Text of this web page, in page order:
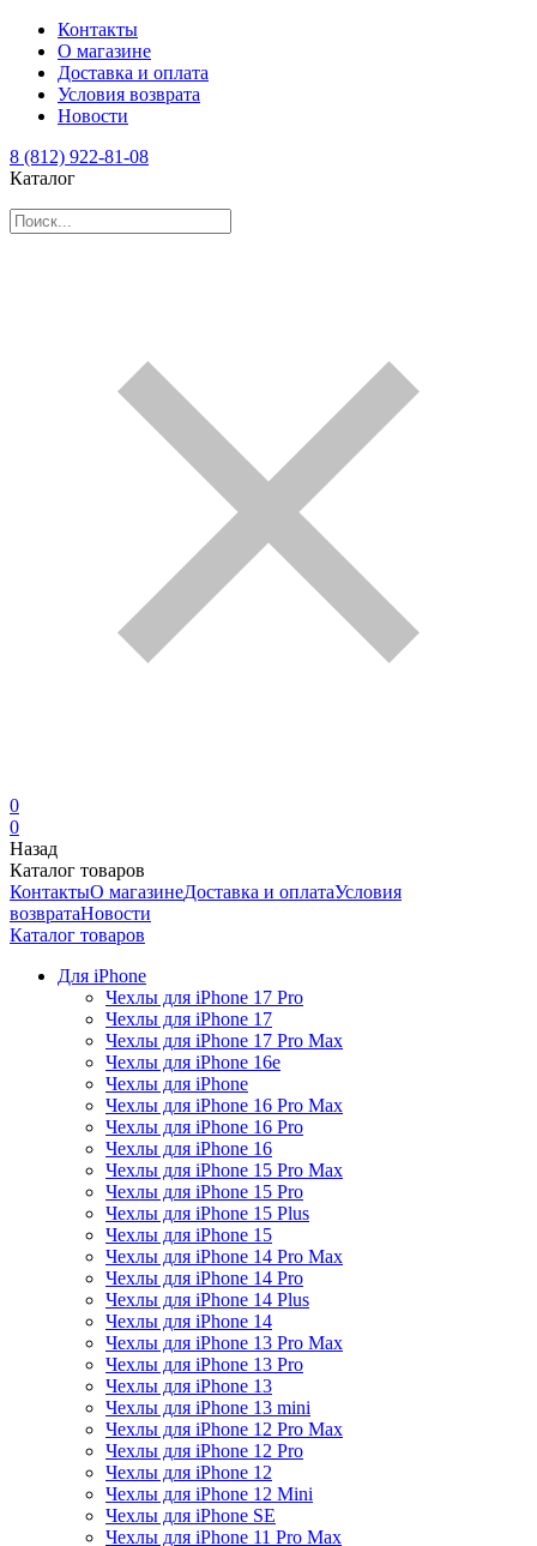
Контакты
О магазине
Доставка и оплата
Условия возврата
Новости
8 (812) 922-81-08
Каталог
0
0
Назад
Каталог товаров
КонтактыО магазинеДоставка и оплатаУсловия
возвратаНовости
Каталог товаров
Для iPhone
Чехлы для iPhone 17 Pro
Чехлы для iPhone 17
Чехлы для iPhone 17 Pro Max
Чехлы для iPhone 16e
Чехлы для iPhone
Чехлы для iPhone 16 Pro Max
Чехлы для iPhone 16 Pro
Чехлы для iPhone 16
Чехлы для iPhone 15 Pro Max
Чехлы для iPhone 15 Pro
Чехлы для iPhone 15 Plus
Чехлы для iPhone 15
Чехлы для iPhone 14 Pro Max
Чехлы для iPhone 14 Pro
Чехлы для iPhone 14 Plus
Чехлы для iPhone 14
Чехлы для iPhone 13 Pro Max
Чехлы для iPhone 13 Pro
Чехлы для iPhone 13
Чехлы для iPhone 13 mini
Чехлы для iPhone 12 Pro Max
Чехлы для iPhone 12 Pro
Чехлы для iPhone 12
Чехлы для iPhone 12 Mini
Чехлы для iPhone SE
Чехлы для iPhone 11 Pro Max